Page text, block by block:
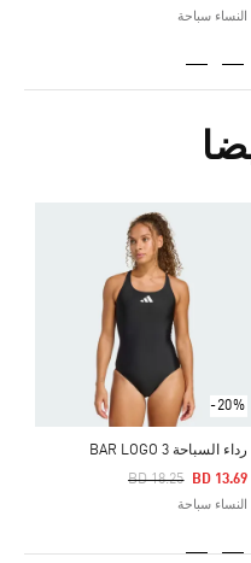
النساء سباحة
-20%
رداء السباحة 3 BAR LOGO
Price Reduced From
BD 18.25
To BD 13.69
النساء سباحة
Price Reduced From